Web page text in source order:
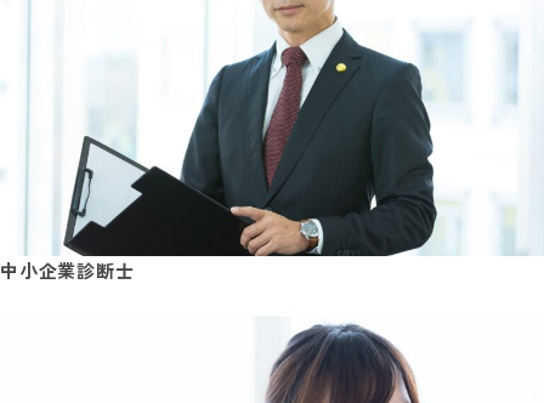
中小企業診断士